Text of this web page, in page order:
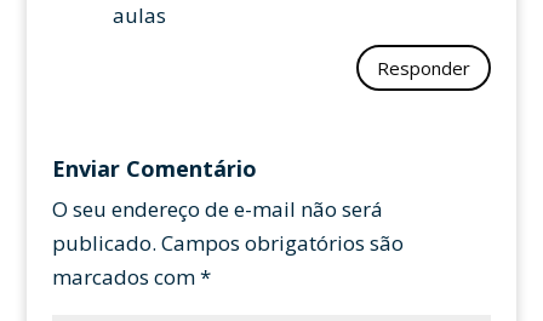
aulas
Responder
Enviar Comentário
O seu endereço de e-mail não será
publicado. Campos obrigatórios são
marcados com*